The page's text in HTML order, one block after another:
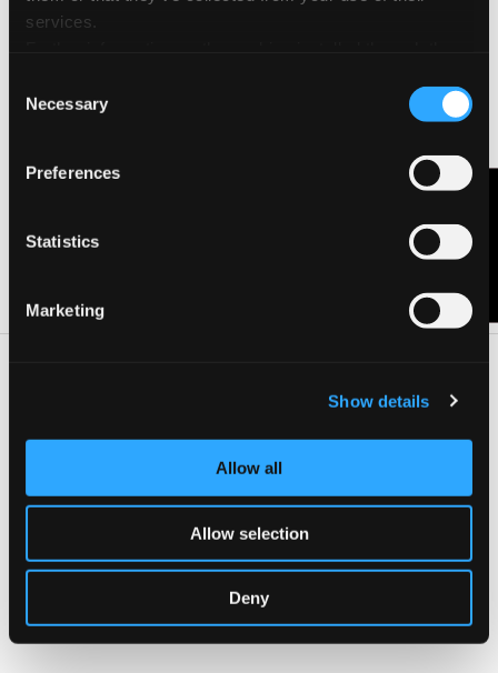
services.
Selection
Necessary
Preferences
Statistics
Marketing
Show details
Allow all
Allow selection
Deny
Attività a piccoli gruppi guidati da Tutor Esperti, attraverso la
acquerellabili, all’acquerello, marker e tecniche miste quali
Attività a piccoli gruppi guidati da Tutor Esperti, attraverso la lettura di
frasi che stimolano l'espressività dell'attimo nel disegno. Tecniche
utilizzate: dal disegno con matite acquerellabili, all'acquerello,
marker e tecniche miste quali collage.
VIA TRIESTE N.22, Giarre (ct)
Telefono:3403075535
Contattaci